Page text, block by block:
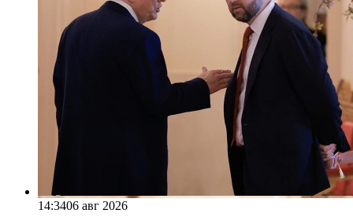
14:3406 авг 2026